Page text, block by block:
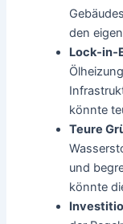
den
könnte
Teure
und
könnte